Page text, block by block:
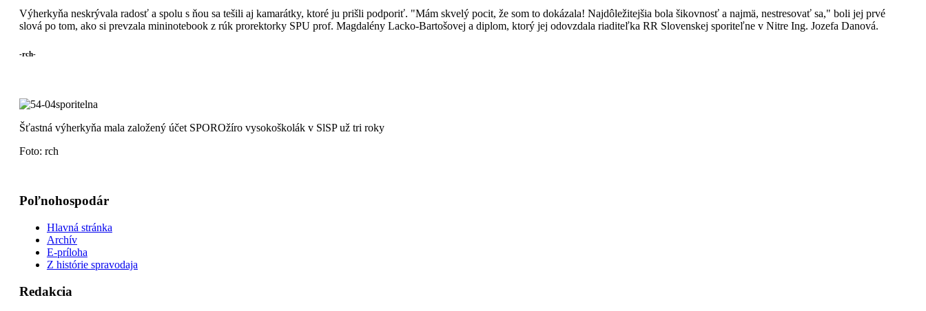
Výherkyňa neskrývala radosť a spolu s ňou sa tešili aj kamarátky, ktoré ju prišli podporiť. "Mám skvelý pocit, že som to dokázala! Najdôležitejšia bola šikovnosť a najmä, nestresovať sa," boli jej prvé
slová po tom, ako si prevzala mininotebook z rúk prorektorky SPU prof. Magdalény Lacko-Bartošovej a diplom, ktorý jej odovzdala riaditeľka RR Slovenskej sporiteľne v Nitre Ing. Jozefa Danová.
-rch-
Šťastná výherkyňa mala založený účet SPOROžíro vysokoškolák v SlSP už tri roky
Foto: rch
Poľnohospodár
Hlavná stránka
Archív
E-príloha
Z histórie spravodaja
Redakcia